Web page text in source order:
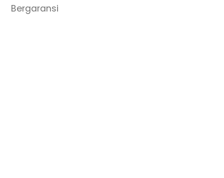
Bergaransi